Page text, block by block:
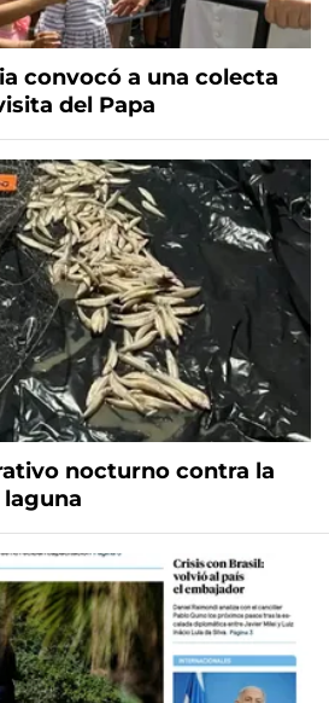
convocó a una colecta
del Papa
nocturno contra la
laguna